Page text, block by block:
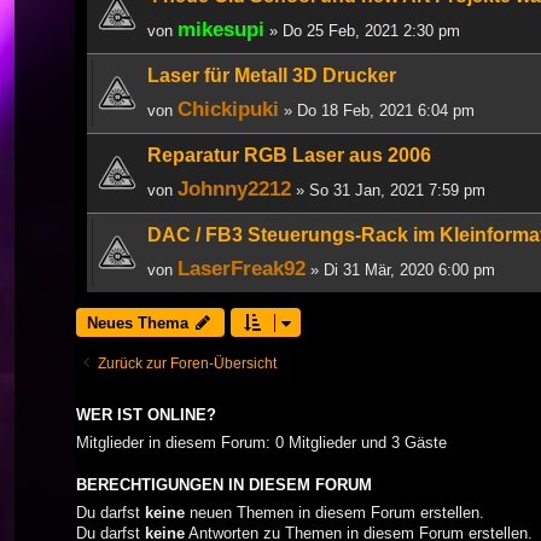
von mikesupi » Do 25 Feb, 2021 2:30 pm
Laser für Metall 3D Drucker
von Chickipuki » Do 18 Feb, 2021 6:04 pm
Reparatur RGB Laser aus 2006
von Johnny2212 » So 31 Jan, 2021 7:59 pm
DAC / FB3 Steuerungs-Rack im
von LaserFreak92 » Di 31 Mär, 2020 6:00 pm
Neues Thema
Zurück zur Foren-Übersicht
WER IST ONLINE?
Mitglieder in diesem Forum: 0 Mitglieder und 3 Gäste
BERECHTIGUNGEN IN DIESEM FORUM
Du darfst keine neuen Themen in diesem Forum erstellen.
Du darfst keine Antworten zu Themen in diesem Forum erstellen.